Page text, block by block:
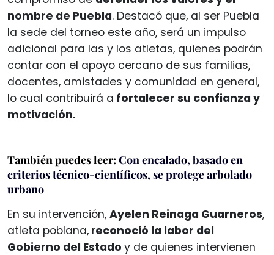
nombre de Puebla. Destacó que, al ser Puebla
la sede del torneo este año, será un impulso
adicional para las y los atletas, quienes podrán
contar con el apoyo cercano de sus familias,
docentes, amistades y comunidad en general,
lo cual contribuirá a fortalecer su confianza y
motivación.
También puedes leer: Con encalado, basado en
criterios técnico-científicos, se protege arbolado
urbano
En su intervención, Ayelen Reinaga Guarneros,
atleta poblana, reconoció la labor del
Gobierno del Estado y de quienes intervienen